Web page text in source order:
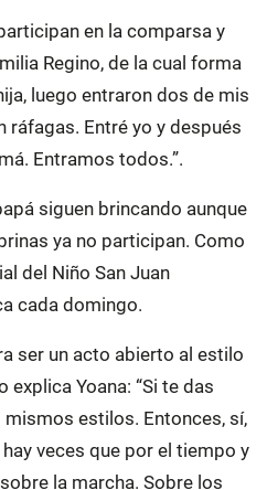
en la comparsa y
Regino, de la cual forma
luego entraron dos de mis
ráfagas. Entré yo y después
Entramos todos.”.
siguen brincando aunque
ya no participan. Como
del Niño San Juan
cada domingo.
ser un acto abierto al estilo
Yoana: “Si te das
estilos. Entonces, sí,
veces que por el tiempo y
la marcha. Sobre los